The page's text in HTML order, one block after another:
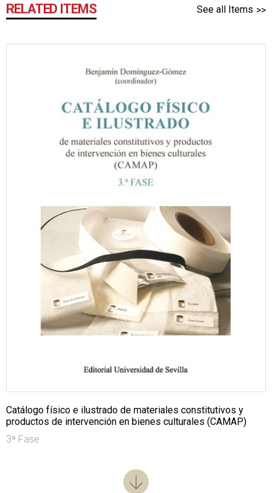
RELATED ITEMS See all Items
Catálogo físico e ilustrado de materiales constitutivos y
productos de intervención en bienes culturales (CAMAP)
3ª Fase